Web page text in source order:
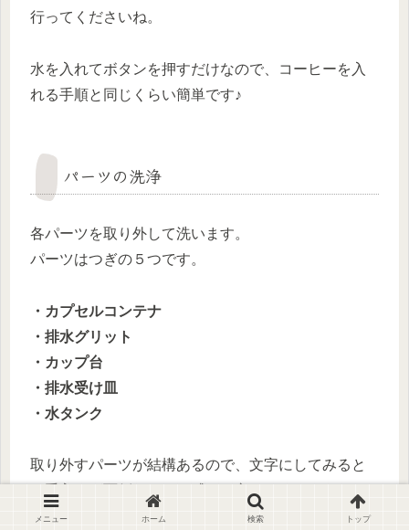
行ってくださいね。
水を入れてボタンを押すだけなので、コーヒーを入
れる手順と同じくらい簡単です♪
パーツの洗浄
各パーツを取り外して洗います。
パーツはつぎの５つです。
・カプセルコンテナ
・排水グリット
・カップ台
・排水受け皿
・水タンク
取り外すパーツが結構あるので、文字にしてみると
お手入れが面倒だな～と感じる方もいるかもしれま
せん。
メニュー ホーム 検索 トップ